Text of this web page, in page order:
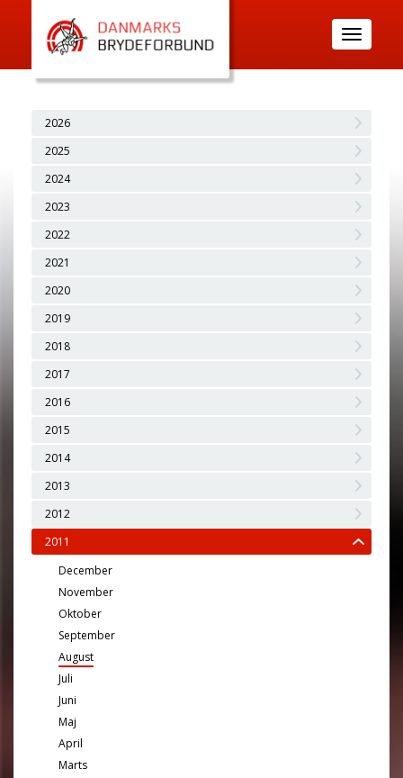
Toggle
navigation
2026
2025
2024
2023
2022
2021
2020
2019
2018
2017
2016
2015
2014
2013
2012
2011
December
November
Oktober
September
August
Juli
Juni
Maj
April
Marts